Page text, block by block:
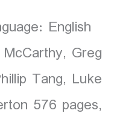
English
Greg
Tang, Luke
576 pages,